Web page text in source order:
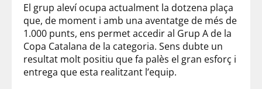
El grup aleví ocupa actualment la dotzena plaça
que, de moment i amb una aventatge de més de
1.000 punts, ens permet accedir al Grup A de la
Copa Catalana de la categoria. Sens dubte un
resultat molt positiu que fa palès el gran esforç i
entrega que esta realitzant l’equip.